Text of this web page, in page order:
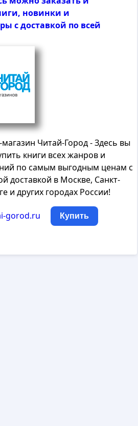
новинки и
с доставкой по всей
Читай-Город - Здесь вы
книги всех жанров и
по самым выгодным ценам с
доставкой в Москве, Санкт-
и других городах России!
gorod.ru Купить